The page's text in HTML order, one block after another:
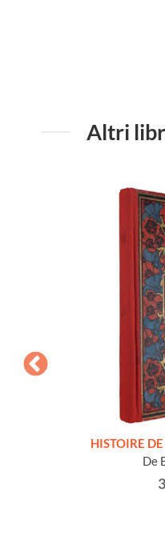
Altri
HISTOIRE
De